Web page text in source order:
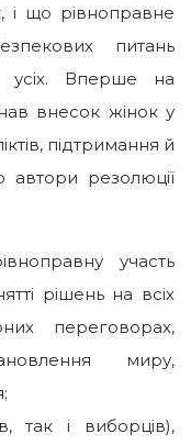
і що рівноправне
питань
усіх. Вперше на
внесок жінок у
підтримання й
резолюції
участь
рішень на всіх
переговорах,
миру,
так і виборців),